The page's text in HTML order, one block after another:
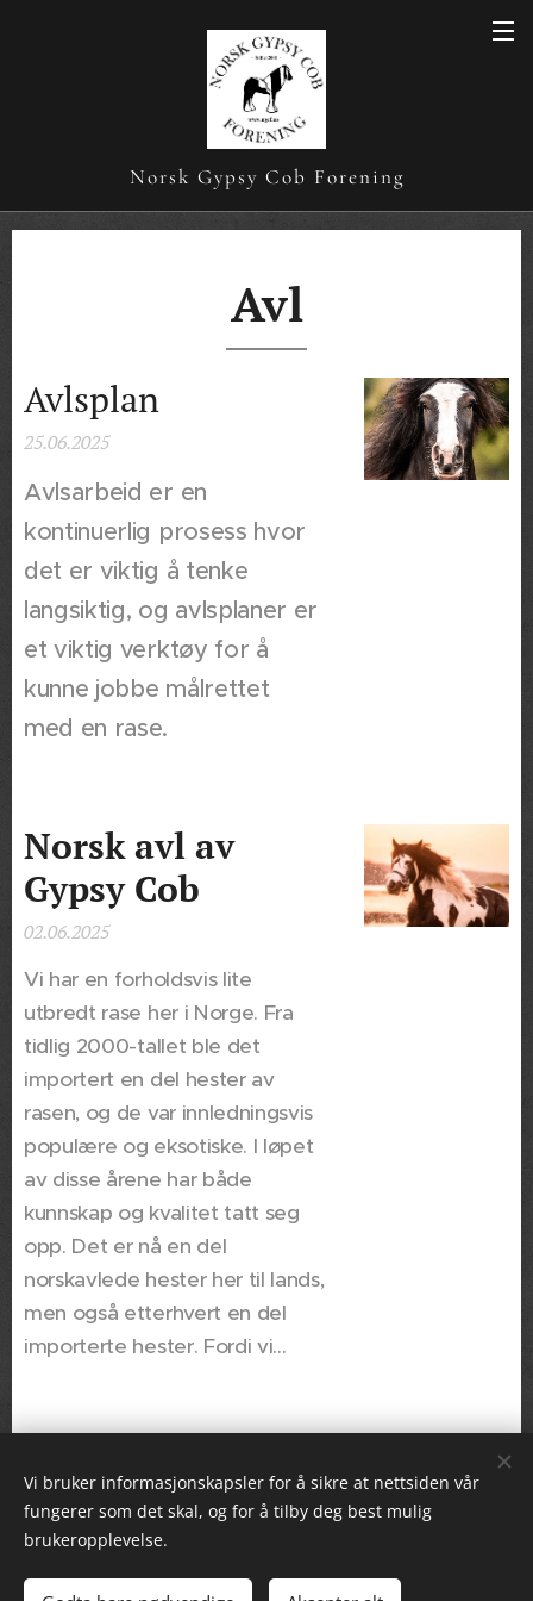
Norsk Gypsy Cob Forening
Avl
Avlsplan
25.06.2025
Avlsarbeid er en
kontinuerlig prosess hvor
det er viktig å tenke
langsiktig, og avlsplaner er
et viktig verktøy for å
kunne jobbe målrettet
med en rase.
Norsk avl av
Gypsy Cob
02.06.2025
Vi har en forholdsvis lite
utbredt rase her i Norge. Fra
tidlig 2000-tallet ble det
importert en del hester av
rasen, og de var innledningsvis
populære og eksotiske. I løpet
av disse årene har både
kunnskap og kvalitet tatt seg
opp. Det er nå en del
norskavlede hester her til lands,
men også etterhvert en del
importerte hester. Fordi vi...
Norsk Gypsy Cob Forening
Alle rettigheter forbeholdt 2026
Vi bruker informasjonskapsler for å sikre at nettsiden vår
fungerer som det skal, og for å tilby deg best mulig
brukeropplevelse.